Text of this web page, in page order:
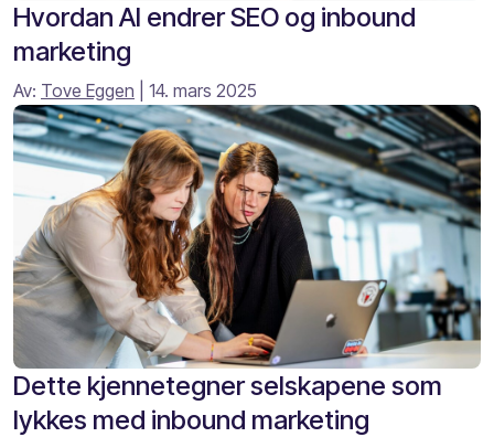
Hvordan AI endrer SEO og inbound
marketing
Av: Tove Eggen | 14. mars 2025
Dette kjennetegner selskapene som
lykkes med inbound marketing